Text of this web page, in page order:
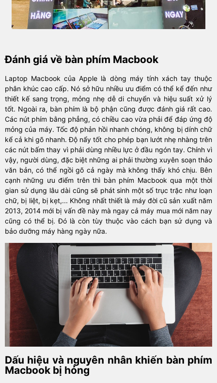
Đánh giá về bàn phím Macbook
Laptop Macbook của Apple là dòng máy tính xách tay thuộc
phân khúc cao cấp. Nó sở hữu nhiều ưu điểm có thể kể đến như
thiết kế sang trọng, mỏng nhẹ dễ di chuyển và hiệu suất xử lý
tốt. Ngoài ra, bàn phím là bộ phận cũng được đánh giá rất cao.
Các nút phím bằng phẳng, có chiều cao vừa phải để đáp ứng độ
mỏng của máy. Tốc độ phản hồi nhanh chóng, không bị dính chữ
kể cả khi gõ nhanh. Độ nẩy tốt cho phép bạn lướt nhẹ nhàng trên
các nút bấm thay vì phải dùng nhiều lực ở đầu ngón tay. Chính vì
vậy, người dùng, đặc biệt những ai phải thường xuyên soạn thảo
văn bản, có thể ngồi gõ cả ngày mà không thấy khó chịu. Bên
cạnh những ưu điểm trên thì bàn phím Macbook qua một thời
gian sử dụng lâu dài cũng sẽ phát sinh một số trục trặc như loạn
chữ, bị liệt, bị kẹt,... Không nhất thiết là máy đời cũ sản xuất năm
2013, 2014 mới bị vấn đề này mà ngay cả máy mua mới năm nay
cũng có thể bị. Đó là còn tùy thuộc vào cách bạn sử dụng và
bảo dưỡng máy hàng ngày nữa.
Dấu hiệu và nguyên nhân khiến bàn phím
Macbook bị hỏng